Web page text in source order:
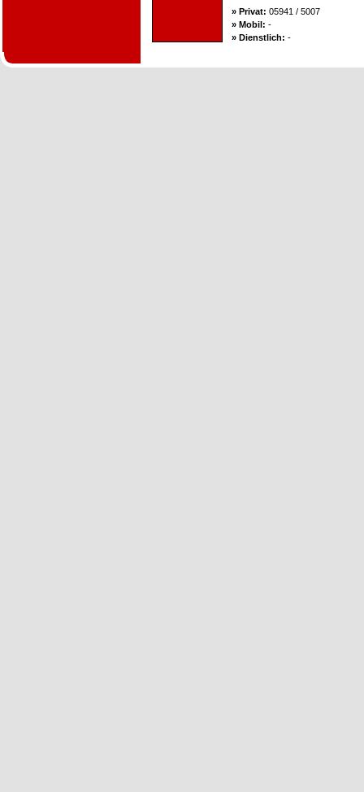
» Privat: 05941 / 5007
» Mobil: -
» Dienstlich: -